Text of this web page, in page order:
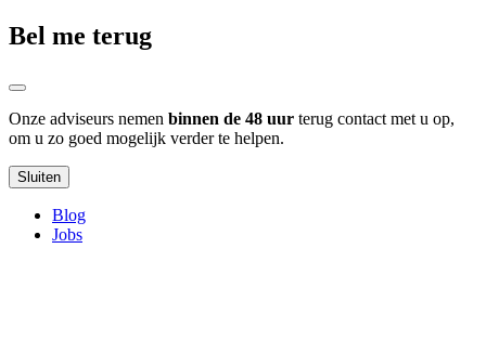
Bel me terug
Onze adviseurs nemen binnen de 48 uur terug contact met u op,
om u zo goed mogelijk verder te helpen.
Sluiten
Blog
Jobs